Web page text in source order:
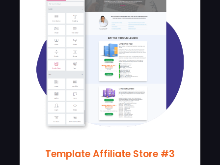
Template Affiliate Store #3